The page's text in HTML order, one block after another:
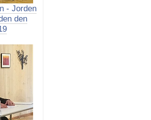
- Jorden
den